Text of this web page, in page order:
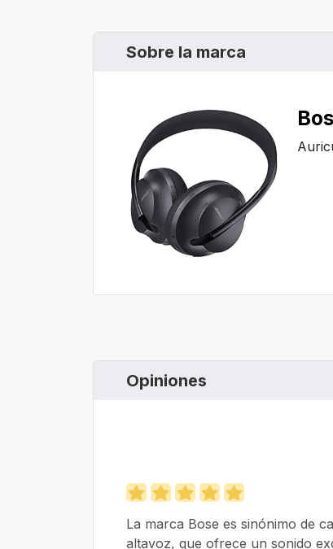
Sobre la marca
Opiniones
La marca Bose es sinónimo de
altavoz, que ofrece un sonido